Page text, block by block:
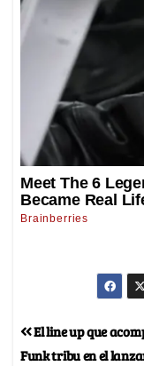
El line up que
Funk tribu en el